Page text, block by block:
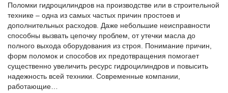
Поломки гидроцилиндров на производстве или в строительной
технике – одна из самых частых причин простоев и
дополнительных расходов. Даже небольшие неисправности
способны вызвать цепочку проблем, от утечки масла до
полного выхода оборудования из строя. Понимание причин,
форм поломок и способов их предотвращения помогает
существенно увеличить ресурс гидроцилиндров и повысить
надежность всей техники. Современные компании,
работающие…